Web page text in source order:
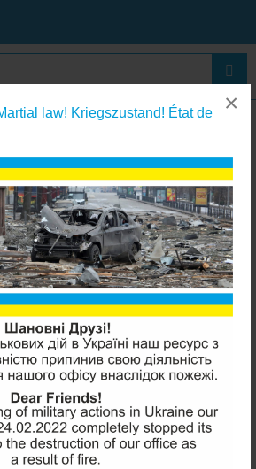
law! Kriegszustand! État de
×
фильтров
(полипропилен 5мкм)